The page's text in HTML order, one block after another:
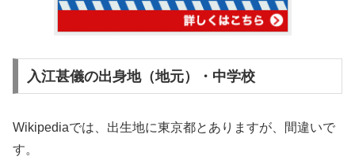
入江甚儀の出身地（地元）・中学校
Wikipediaでは、出生地に東京都とありますが、間違いで
す。